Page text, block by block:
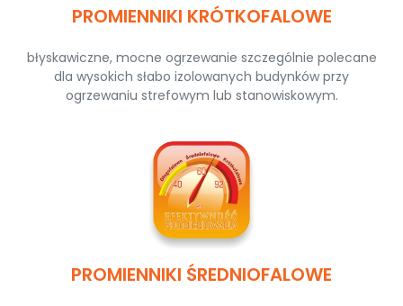
PROMIENNIKI KRÓTKOFALOWE
błyskawiczne, mocne ogrzewanie szczególnie polecane
dla wysokich słabo izolowanych budynków przy
ogrzewaniu strefowym lub stanowiskowym.
PROMIENNIKI ŚREDNIOFALOWE